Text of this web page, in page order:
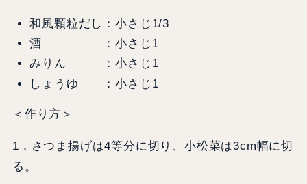
和風顆粒だし：小さじ1/3
酒 ：小さじ1
みりん ：小さじ1
しょうゆ ：小さじ1
＜作り方＞
1．さつま揚げは4等分に切り、小松菜は3cm幅に切
る。